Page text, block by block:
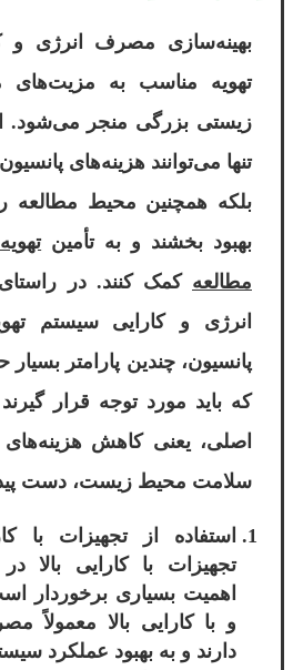
بهینه‌سازی مصرف انرژی و
تهویه مناسب به
زیستی بزرگی منجر می‌شود.
تنها می‌توانند هزینه‌های
بلکه همچنین محیط مطالعه
بهبود بخشند و به تأمین
مطالعه کمک کنند. در
انرژی و کارایی سیستم
پانسیون، چندین پارامتر بسیار
که باید مورد توجه قرار
اصلی، یعنی کاهش
سلامت محیط زیست، دست
استفاده از تجهیزات با
تجهیزات با کارایی بالا
اهمیت بسیاری برخوردار
و با کارایی بالا معمولاً
دارند و به بهبود عملکرد